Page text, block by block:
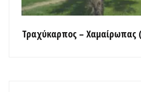
Τραχύκαρπος – Χαμαίρωπας